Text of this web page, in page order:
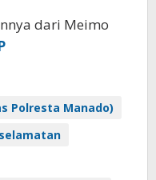
dari Meimo
Polresta Manado)